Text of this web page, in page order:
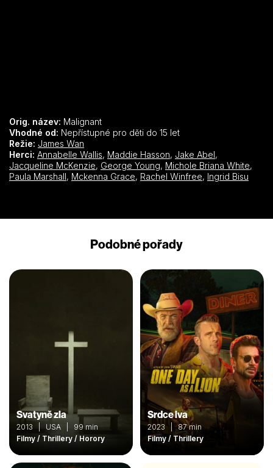
Orig. název: Malignant
Vhodné od: Nepřístupné pro děti do 15 let
Režie: James Wan
Herci: Annabelle Wallis, Maddie Hasson, Jake Abel,
Jacqueline McKenzie, George Young, Michole Briana White,
Paula Marshall, Mckenna Grace, Rachel Winfree, Ingrid Bisu
Podobné pořady
Svatyně zla
2013 | USA | 99 min
Filmy / Thrillery / Horory
Srdce lva
2023 | 87 min
Filmy / Thrillery